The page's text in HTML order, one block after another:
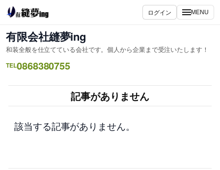
内
容
を
ス
キ
ッ
ログイン MENU
有限会社縫夢ing
和装全般を仕立てている会社です。個人から企業まで受注いたします！
TEL0868380755
記事がありません
該当する記事がありません。